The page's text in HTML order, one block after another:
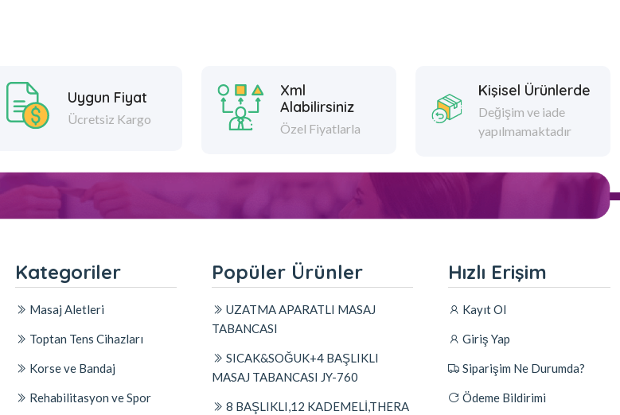
Uygun Fiyat
Ücretsiz Kargo
Xml
Alabilirsiniz
Özel Fiyatlarla
Kişisel Ürünlerde
Değişim ve iade
yapılmamaktadır
Kategoriler
Masaj Aletleri
Toptan Tens Cihazları
Korse ve Bandaj
Rehabilitasyon ve Spor
Popüler Ürünler
UZATMA APARATLI MASAJ
TABANCASI
SICAK&SOĞUK+4 BAŞLIKLI
MASAJ TABANCASI JY-760
8 BAŞLIKLI,12 KADEMELİ,THERA
Hızlı Erişim
Kayıt Ol
Giriş Yap
Siparişim Ne Durumda?
Ödeme Bildirimi